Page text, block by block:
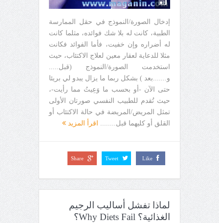
إدخال الصورة/النموذج في حقل الممارسة
الطبية، كانت له بلا شك فوائده، مثلما كانت
له أضراره وإن خفيت، فأما الفوائد فكانت
مثلا للدعاية لعقار معين لعلاج الاكتئاب، حيث
استخدمت الصورة/النموذج (قبل.....
و.......بعد ) بشكل ربما ما يزال يبدو لي بريئا
حتى الآن -أو بحسب ما وَعِيتُ مما رأيت-،
حيث تُقدم للطبيب النفسي صورتان الأولى
تمثل المريض/المريضة في حالة الاكتئاب أو
القلق أو كليهما قبل........
اقرأ المزيد
Like
Tweet
Share
لماذا تفشل أساليب الرجيم
الغذائية؟ Why Diets Fail؟